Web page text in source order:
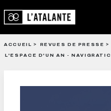
ACCUEIL
REVUES DE PRESSE
L'ESPACE D'UN AN -